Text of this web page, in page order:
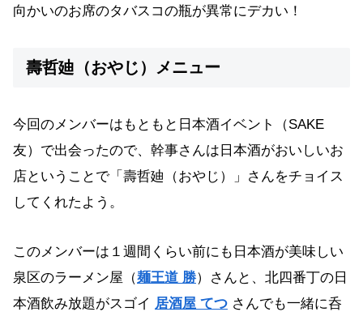
向かいのお席のタバスコの瓶が異常にデカい！
壽哲廸（おやじ）メニュー
今回のメンバーはもともと日本酒イベント（SAKE
友）で出会ったので、幹事さんは日本酒がおいしいお
店ということで「壽哲廸（おやじ）」さんをチョイス
してくれたよう。
このメンバーは１週間くらい前にも日本酒が美味しい
泉区のラーメン屋（麺王道 勝）さんと、北四番丁の日
本酒飲み放題がスゴイ 居酒屋 てつ さんでも一緒に呑